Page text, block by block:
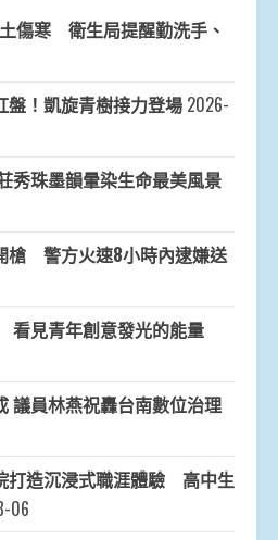
傷寒 衛生局提醒勤洗手、
盤！凱旋青樹接力登場 2026-
秀珠墨韻暈染生命最美風景
槍 警方火速8小時內逮嫌送
見青年創意發光的能量
議員林燕祝轟台南數位治理
打造沉浸式職涯體驗 高中生
06